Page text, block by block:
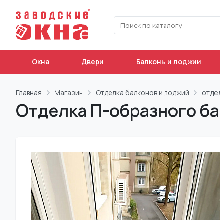
Окна Двери Балконы и лоджии
Главная Магазин Отделка балконов и лоджий
Отделка П-образного